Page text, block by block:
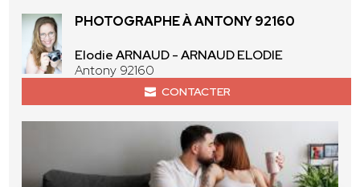
PHOTOGRAPHE À ANTONY 92160
Elodie ARNAUD - ARNAUD ELODIE
Antony 92160
CONTACTER